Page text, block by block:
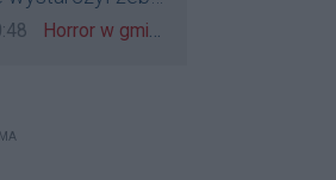
pisowcy
Źródło komentarza:
Horror w gminie Łańcut. Mieszkaniec Rzeszowa terroryzował rodzinę nożem i zaatakował policjantów! [VIDEO]